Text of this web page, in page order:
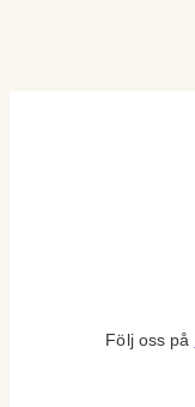
Följ oss på